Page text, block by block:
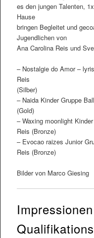
es den jungen Talenten,
Hause
bringen Begleitet und
Jugendlichen von
Ana Carolina Reis und
– Nostalgie do Amor –
Reis
(Silber)
– Naida Kinder Gruppe
(Gold)
– Waxing moonlight
Reis (Bronze)
– Evocao raizes Junior
Reis (Bronze)
Bilder von Marco Giesing